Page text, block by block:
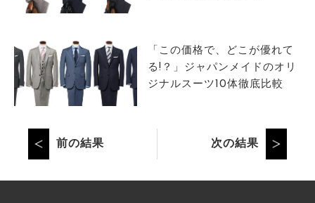
「この価格で、どこが優れて
る!？」ジャパンメイドのオリ
ジナルスーツ10体徹底比較
前の結果 次の結果